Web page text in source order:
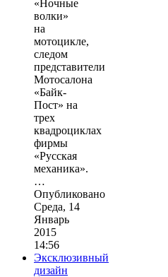
«Ночные
волки»
на
мотоцикле,
следом
представители
Мотосалона
«Байк-
Пост» на
трех
квадроциклах
фирмы
«Русская
механика».
…
Опубликовано
Среда, 14
Январь
2015
14:56
Эксклюзивный
дизайн